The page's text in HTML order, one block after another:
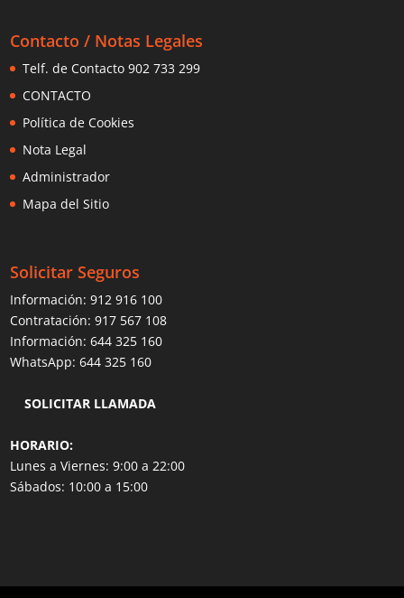
Contacto / Notas Legales
Telf. de Contacto 902 733 299
CONTACTO
Política de Cookies
Nota Legal
Administrador
Mapa del Sitio
Solicitar Seguros
Información:912 916 100
Contratación:917 567 108
Información:644 325 160
WhatsApp:644 325 160
SOLICITAR LLAMADA
HORARIO:
Lunes a Viernes: 9:00 a 22:00
Sábados: 10:00 a 15:00